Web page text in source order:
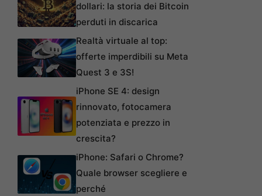
dollari: la storia dei Bitcoin
perduti in discarica
Realtà virtuale al top:
offerte imperdibili su Meta
Quest 3 e 3S!
iPhone SE 4: design
rinnovato, fotocamera
potenziata e prezzo in
crescita?
iPhone: Safari o Chrome?
Quale browser scegliere e
perché